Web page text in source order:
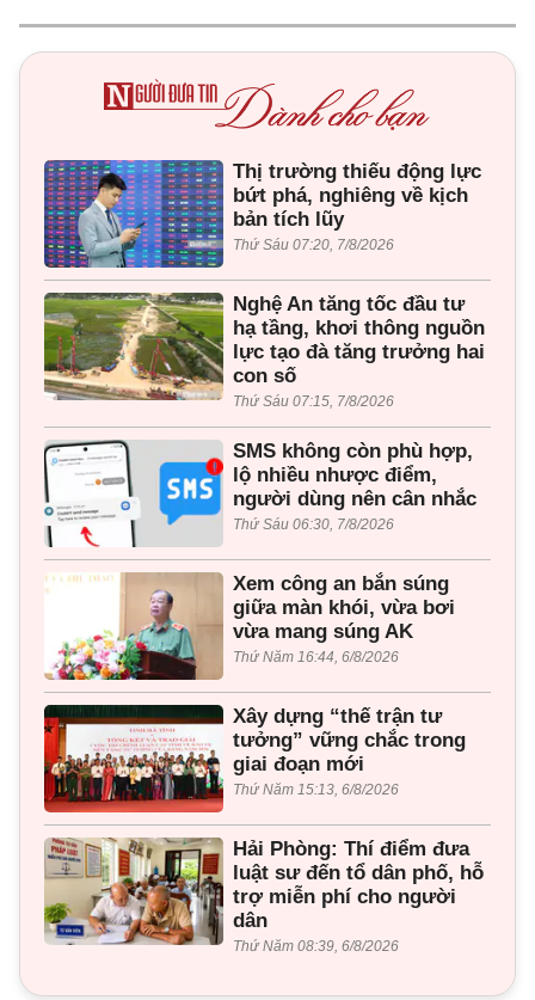
Thị trường thiếu động lực
bứt phá, nghiêng về kịch
bản tích lũy
Thứ Sáu 07:20, 7/8/2026
Nghệ An tăng tốc đầu tư
hạ tầng, khơi thông nguồn
lực tạo đà tăng trưởng hai
con số
Thứ Sáu 07:15, 7/8/2026
SMS không còn phù hợp,
lộ nhiều nhược điểm,
người dùng nên cân nhắc
Thứ Sáu 06:30, 7/8/2026
Xem công an bắn súng
giữa màn khói, vừa bơi
vừa mang súng AK
Thứ Năm 16:44, 6/8/2026
Xây dựng “thế trận tư
tưởng” vững chắc trong
giai đoạn mới
Thứ Năm 15:13, 6/8/2026
Hải Phòng: Thí điểm đưa
luật sư đến tổ dân phố, hỗ
trợ miễn phí cho người
dân
Thứ Năm 08:39, 6/8/2026